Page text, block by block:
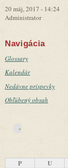
20 máj, 2017 - 14:24
Administrator
Navigácia
Glossary
Kalendár
Nedávne príspevky
Obľúbený obsah
«
P U